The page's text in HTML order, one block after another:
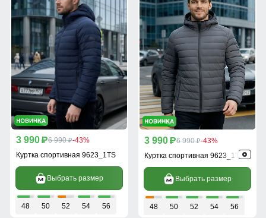
3 990 p6 990 p-43%
Куртка спортивная 9623_1TS
Выбрать размер
48 50 52 54 56
3 990 p6 990 p-43%
Куртка спортивная 9623_1TC
Выбрать размер
48 50 52 54 56